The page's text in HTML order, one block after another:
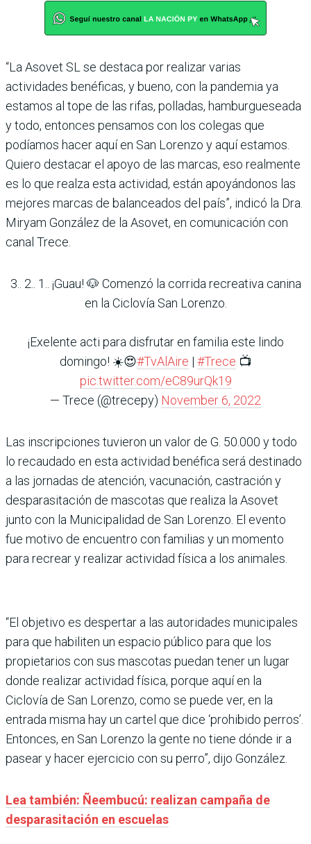
“La Asovet SL se destaca por realizar varias
actividades benéficas, y bueno, con la pandemia ya
estamos al tope de las rifas, polladas, hamburgueseada
y todo, entonces pensamos con los colegas que
podíamos hacer aquí en San Lorenzo y aquí estamos.
Quiero destacar el apoyo de las marcas, eso realmente
es lo que realza esta actividad, están apoyándonos las
mejores marcas de balanceados del país”, indicó la Dra.
Miryam González de la Asovet, en comunicación con
canal Trece.
3.. 2.. 1.. ¡Guau! 🐶 Comenzó la corrida recreativa canina
en la Ciclovía San Lorenzo.
¡Exelente acti para disfrutar en familia este lindo
domingo! ☀️😍#TvAlAire | #Trece 📺
pic.twitter.com/eC89urQk19
— Trece (@trecepy) November 6, 2022
Las inscripciones tuvieron un valor de G. 50.000 y todo
lo recaudado en esta actividad benéfica será destinado
a las jornadas de atención, vacunación, castración y
desparasitación de mascotas que realiza la Asovet
junto con la Municipalidad de San Lorenzo. El evento
fue motivo de encuentro con familias y un momento
para recrear y realizar actividad física a los animales.
“El objetivo es despertar a las autoridades municipales
para que habiliten un espacio público para que los
propietarios con sus mascotas puedan tener un lugar
donde realizar actividad física, porque aquí en la
Ciclovía de San Lorenzo, como se puede ver, en la
entrada misma hay un cartel que dice ‘prohibido perros’.
Entonces, en San Lorenzo la gente no tiene dónde ir a
pasear y hacer ejercicio con su perro”, dijo González.
Lea también: Ñeembucú: realizan campaña de
desparasitación en escuelas